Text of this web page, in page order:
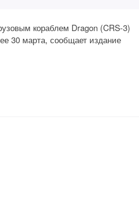
кораблем Dragon (CRS-3)
30 марта, сообщает издание